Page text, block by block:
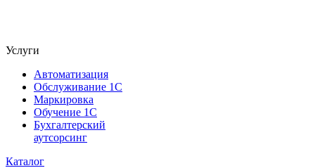
Услуги
Автоматизация
Обслуживание 1С
Маркировка
Обучение 1С
Бухгалтерский
аутсорсинг
Каталог